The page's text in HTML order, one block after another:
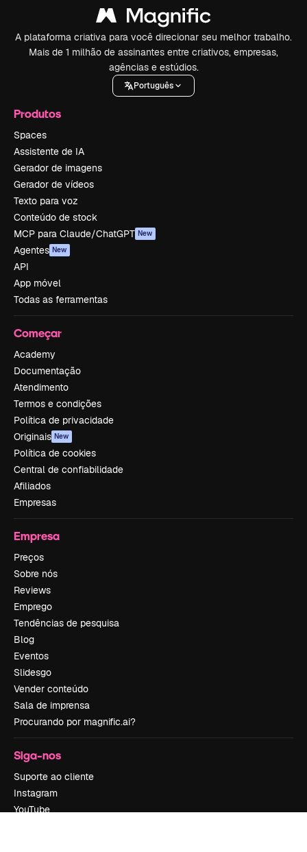
A plataforma criativa para você direcionar seu melhor trabalho.
Mais de 1 milhão de assinantes entre criativos, empresas,
agências e estúdios.
Português
Produtos
Spaces
Assistente de IA
Gerador de imagens
Gerador de vídeos
Texto para voz
Conteúdo de stock
MCP para Claude/ChatGPT New
Agentes New
API
App móvel
Todas as ferramentas
Começar
Academy
Documentação
Atendimento
Termos e condições
Política de privacidade
Originais New
Política de cookies
Central de confiabilidade
Afiliados
Empresas
Empresa
Preços
Sobre nós
Reviews
Emprego
Tendências de pesquisa
Blog
Eventos
Slidesgo
Vender conteúdo
Sala de imprensa
Procurando por magnific.ai?
Siga-nos
Suporte ao cliente
Instagram
YouTube